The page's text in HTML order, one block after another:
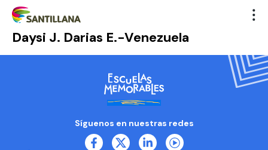
Daysi J. Darias E.-Venezuela
Síguenos en nuestras redes